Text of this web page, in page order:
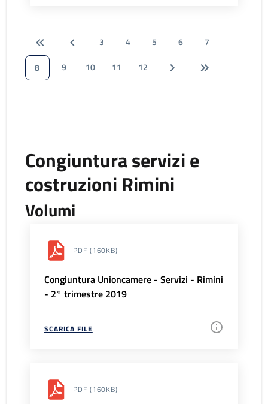
3 4 5 6
7
8
9 10 11 12
Congiuntura servizi e
costruzioni Rimini
Volumi
PDF (160KB)
Congiuntura Unioncamere - Servizi - Rimini
- 2° trimestre 2019
SCARICA FILE
PDF (160KB)